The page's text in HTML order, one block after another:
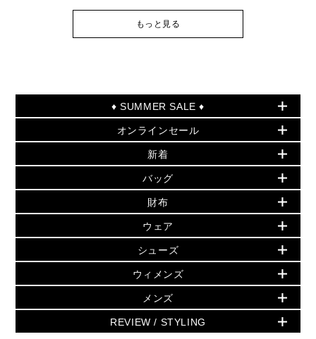
もっと見る
♦ SUMMER SALE ♦
セールおすすめアイテム
▶ ウィメンズ
バッグ
小物
シューズ・靴
ウェア
アクセサリー
時計
▶ メンズ
バッグ
オンラインセール
PRODUCT OF THE MONTH - 今月の特別価格
再値下げアイテム
追加アイテム
▶ ウィメンズすべて(ウェア・シューズ除く)
バッグ
財布・小物
ウェア
シューズ
時計・ジュエリー
新着
夏のスタイル
▶ すべて
▶ ウィメンズすべて
財布・小物
アクセサリー
フレグランス
シューズ
バッグ
人気の定番アイテム
日本限定 - バッグ
▶ ウィメンズすべて
トートバッグ
ショルダーバッグ
クロスボディ・斜め掛け
財布
日本限定 - 財布・小物
▶ ウィメンズすべて
GREENWICH
折り財布(二つ折り・三つ折り)
長財布
ウェア
▶ ウィメンズすべて
トップス
スカート・パンツ
ジャケット・アウター
シューズ
▶ ウィメンズすべて
サンダル
スニーカー
ウィメンズ
人気の定番アイテム
▶ ウィメンズすべて
メンズ
▶ メンズすべて
REVIEW / STYLING